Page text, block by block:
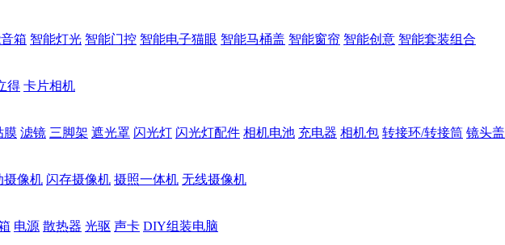
箱 智能灯光 智能门控 智能电子猫眼 智能马桶盖 智能窗帘 智能创意 智能套装组合
得 卡片相机
膜 滤镜 三脚架 遮光罩 闪光灯 闪光灯配件 相机电池 充电器 相机包 转接环/转接筒 镜头盖
摄像机 闪存摄像机 摄照一体机 无线摄像机
电源 散热器 光驱 声卡 DIY组装电脑